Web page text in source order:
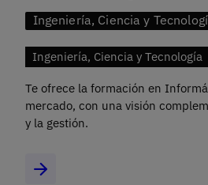
Ingeniería, Ciencia y
Ingeniería, Ciencia y Tecnología
Te ofrece la formación en
mercado, con una visión
y la gestión.